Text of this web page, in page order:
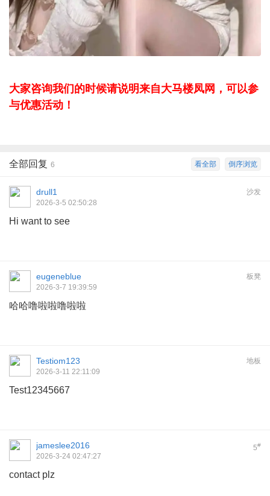
大家咨询我们的时候请说明来自大马楼凤网，可以参
与优惠活动！
倒序浏览
看全部
全部回复 6
沙发
drull1
2026-3-5 02:50:28
Hi want to see
板凳
eugeneblue
2026-3-7 19:39:59
哈哈噜啦啦噜啦啦
地板
Testiom123
2026-3-11 22:11:09
Test12345667
5#
jameslee2016
2026-3-24 02:47:27
contact plz